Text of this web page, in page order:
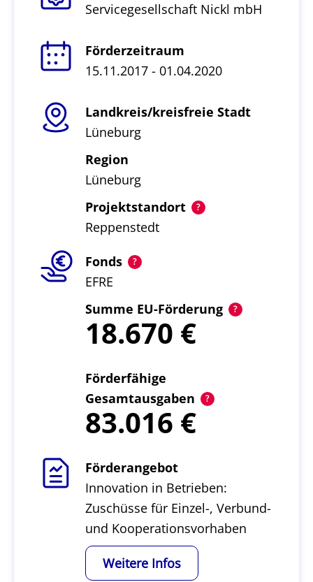
Servicegesellschaft Nickl mbH
Förderzeitraum
15.11.2017 - 01.04.2020
Landkreis/kreisfreie Stadt
Lüneburg
Region
Lüneburg
Projektstandort
Reppenstedt
Fonds
EFRE
Summe EU-Förderung
18.670
Förderfähige
Gesamtausgaben
83.016
Förderangebot
Innovation in Betrieben:
Zuschüsse für Einzel-, Verbund-
und Kooperationsvorhaben
Weitere Infos